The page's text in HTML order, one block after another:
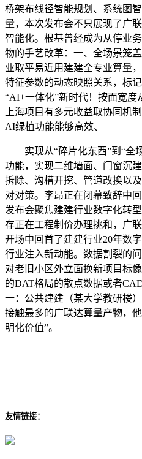
桥架布线径智能规划、系统图
量，本次发布会不只展现了广
智能化。根基曾经成为从停业
物的手艺改革：一、全场景笼
业取平易近用建建全专业算量
特征参数的动态映照关系，标
“AI+一体化”新时代！按面宽度
上海项目有多元收益取协同机
AI绿植功能能够高效、
实现从“碎片化东西”到“全
功能，实现二维墙面、门窗沉
拆除、沟槽开挖、管道改换以
对对策。李昂正在闭幕致辞中
发布会聚焦建建行业数字化转
存正在工程制价办理挑和，广
开场中回首了建建行业20年数
行业注入新动能。数据割裂的
对老旧小区外立面换新项目标
的DAT格局的散点数据或者
一：公共建建（某大学教研楼
接触最多的广联达算量产物，
明化价值”。
友情链接：